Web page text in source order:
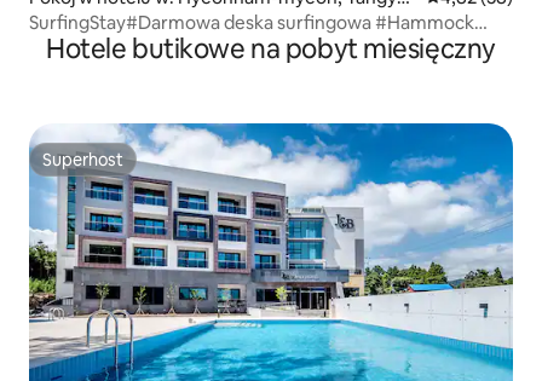
ng
SurfingStay#Darmowa deska surfingowa #Hammock
#ocean front
Hotele butikowe na pobyt miesięczny
Superhost
Superhost